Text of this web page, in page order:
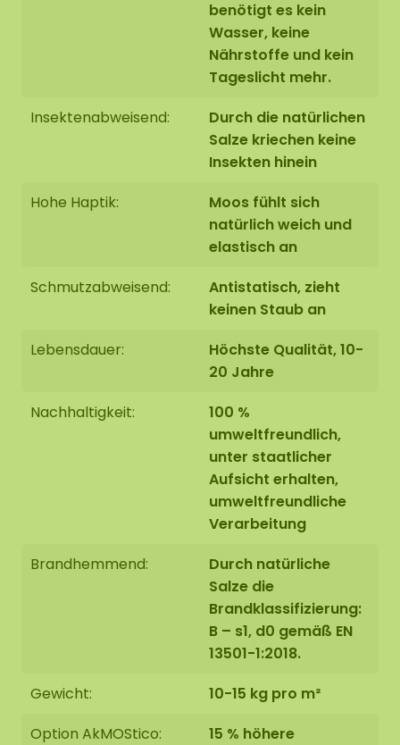
benötigt es kein
Wasser, keine
Nährstoffe und kein
Tageslicht mehr.
Insektenabweisend:
Durch die natürlichen
Salze kriechen keine
Insekten hinein
Hohe Haptik:
Moos fühlt sich
natürlich weich und
elastisch an
Schmutzabweisend:
Antistatisch, zieht
keinen Staub an
Lebensdauer:
Höchste Qualität, 10-
20 Jahre
Nachhaltigkeit:
100 %
umweltfreundlich,
unter staatlicher
Aufsicht erhalten,
umweltfreundliche
Verarbeitung
Brandhemmend:
Durch natürliche
Salze die
Brandklassifizierung:
B – s1, d0 gemäß EN
13501-1:2018.
Gewicht:
10-15 kg pro m²
Option AkMOStico:
15 % höhere